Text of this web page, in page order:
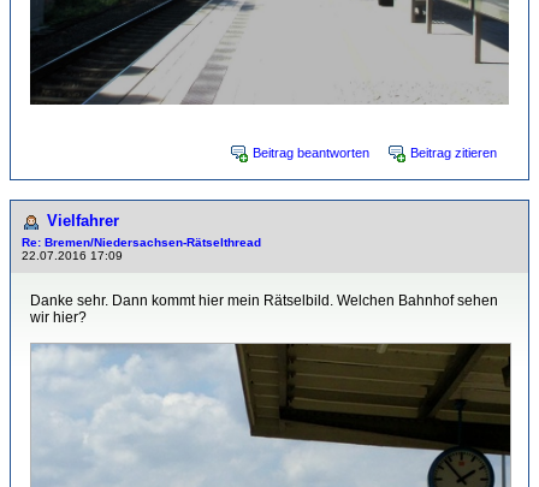
Beitrag beantworten Beitrag zitieren
Vielfahrer
Re: Bremen/Niedersachsen-Rätselthread
22.07.2016 17:09
Danke sehr. Dann kommt hier mein Rätselbild. Welchen Bahnhof sehen
wir hier?